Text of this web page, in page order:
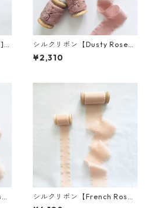
シルクリボン【Dusty Rose】
／ 3cm×5m 木製スプール付
¥2,310
シルクリボン【French Ros
e】 ／ 5cm×5m 木製スプール